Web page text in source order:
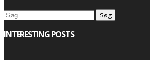
Søg
efter:
INTERESTING POSTS